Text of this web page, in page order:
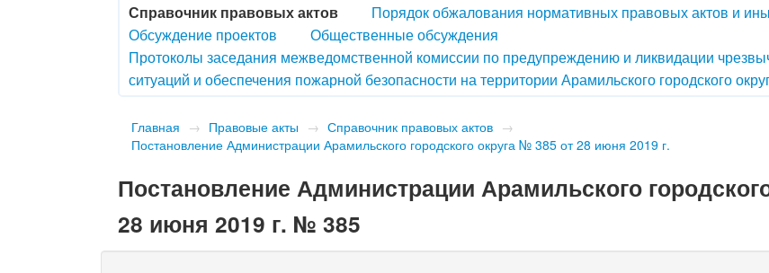
Справочник правовых актов
Порядок обжалования нормативных правовых актов и
Обсуждение проектов
Общественные обсуждения
Протоколы заседания межведомственной комиссии по предупреждению и ликвидации
ситуаций и обеспечения пожарной безопасности на территории Арамильского городского
Главная → Правовые акты → Справочник правовых актов →
Постановление Администрации Арамильского городского округа № 385 от 28 июня 2019 г.
Постановление Администрации Арамильского
28 июня 2019 г. № 385